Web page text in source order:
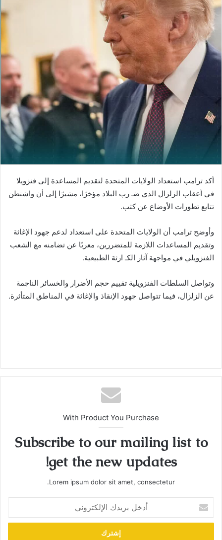
أكد ترامب استعداد الولايات المتحدة لتقديم المساعدة إلى فنزويلا
في أعقاب الزلزال الذي ضـ رب البلاد مؤخرًا، مشيرًا إلى أن واشنطن
تتابع تطورات الأوضاع عن كثب.
وأوضح ترامب أن الولايات المتحدة على استعداد لدعم جهود الإغاثة
وتقديم المساعدات اللازمة للمتضررين، معربًا عن تضامنه مع الشعب
الفنزويلي في مواجهة آثار الكـ ارثة الطبيعية.
وتواصل السلطات الفنزويلية تقييم حجم الأضرار والخسائر الناجمة
عن الزلزال، فيما تتواصل جهود الإنقاذ والإغاثة في المناطق المتأثرة.
With Product You Purchase
Subscribe to our mailing list to
get the new updates!
Lorem ipsum dolor sit amet, consectetur.
بريدك
الإلكتروني